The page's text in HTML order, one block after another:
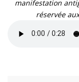
manifestation
réservée